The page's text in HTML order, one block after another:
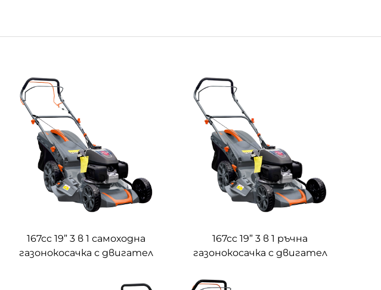
167cc 19” 3 в 1 самоходна
газонокосачка с двигател
167cc 19” 3 в 1 ръчна
газонокосачка с двигател